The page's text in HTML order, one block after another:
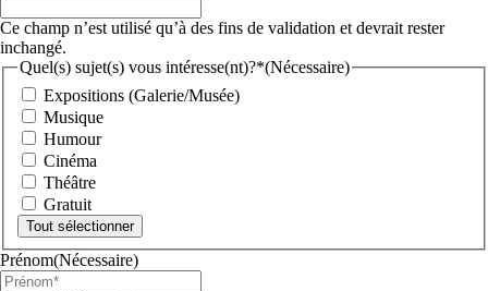
Ce champ n’est utilisé qu’à des fins de validation et devrait rester
inchangé.
Quel(s) sujet(s) vous intéresse(nt)?*(Nécessaire)
Expositions (Galerie/Musée)
Musique
Humour
Cinéma
Théâtre
Gratuit
Tout sélectionner
Prénom(Nécessaire)